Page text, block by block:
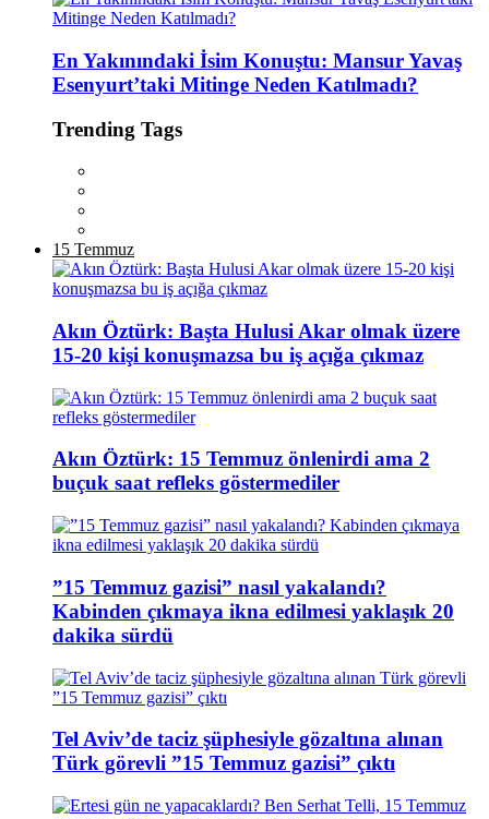
En Yakınındaki İsim Konuştu: Mansur Yavaş
Esenyurt’taki Mitinge Neden Katılmadı?
Trending Tags
15 Temmuz
Akın Öztürk: Başta Hulusi Akar olmak üzere
15-20 kişi konuşmazsa bu iş açığa çıkmaz
Akın Öztürk: 15 Temmuz önlenirdi ama 2
buçuk saat refleks göstermediler
”15 Temmuz gazisi” nasıl yakalandı?
Kabinden çıkmaya ikna edilmesi yaklaşık 20
dakika sürdü
Tel Aviv’de taciz şüphesiyle gözaltına alınan
Türk görevli ”15 Temmuz gazisi” çıktı